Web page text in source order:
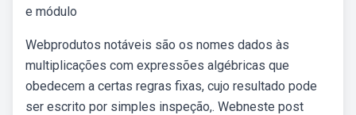
e módulo
Webprodutos notáveis são os nomes dados às
multiplicações com expressões algébricas que
obedecem a certas regras fixas, cujo resultado pode
ser escrito por simples inspeção,. Webneste post